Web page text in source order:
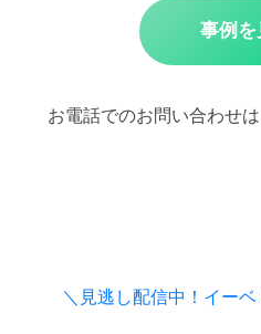
事例を
お電話でのお問い合わせは
＼見逃し配信中！イー